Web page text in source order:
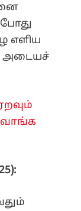
எளிய
அடையச்
வாங்க